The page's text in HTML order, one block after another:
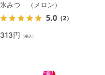
氷みつ （メロン）
5.0 （2）
313円 （税込）